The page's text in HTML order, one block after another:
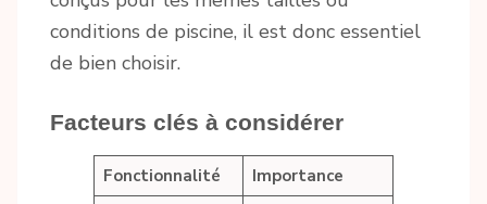
conditions de piscine, il est donc essentiel
de bien choisir.
Facteurs clés à considérer
Fonctionnalité Importance